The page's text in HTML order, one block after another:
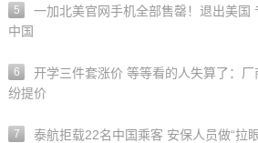
5
一加北美官网手机全部售罄！退出美国
中国
6
开学三件套涨价 等等看的人失算了：厂
纷提价
7
泰航拒载22名中国乘客 安保人员做“拉